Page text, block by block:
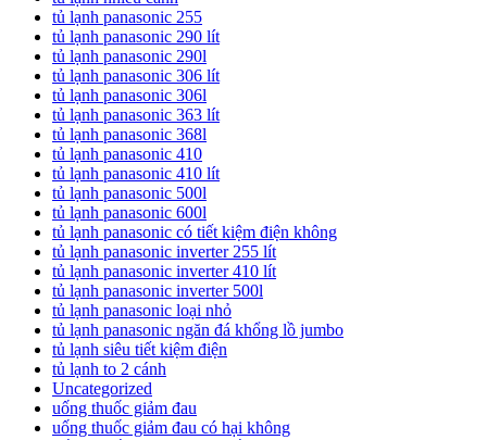
tủ lạnh panasonic 255
tủ lạnh panasonic 290 lít
tủ lạnh panasonic 290l
tủ lạnh panasonic 306 lít
tủ lạnh panasonic 306l
tủ lạnh panasonic 363 lít
tủ lạnh panasonic 368l
tủ lạnh panasonic 410
tủ lạnh panasonic 410 lít
tủ lạnh panasonic 500l
tủ lạnh panasonic 600l
tủ lạnh panasonic có tiết kiệm điện không
tủ lạnh panasonic inverter 255 lít
tủ lạnh panasonic inverter 410 lít
tủ lạnh panasonic inverter 500l
tủ lạnh panasonic loại nhỏ
tủ lạnh panasonic ngăn đá khổng lồ jumbo
tủ lạnh siêu tiết kiệm điện
tủ lạnh to 2 cánh
Uncategorized
uống thuốc giảm đau
uống thuốc giảm đau có hại không